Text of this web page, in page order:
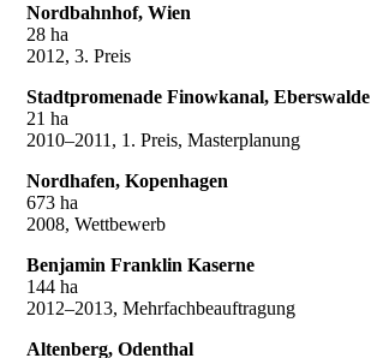
Nordbahnhof, Wien
28 ha
2012, 3. Preis
Stadtpromenade Finowkanal, Eberswalde
21 ha
2010–2011, 1. Preis, Masterplanung
Nordhafen, Kopenhagen
673 ha
2008, Wettbewerb
Benjamin Franklin Kaserne
144 ha
2012–2013, Mehrfachbeauftragung
Altenberg, Odenthal